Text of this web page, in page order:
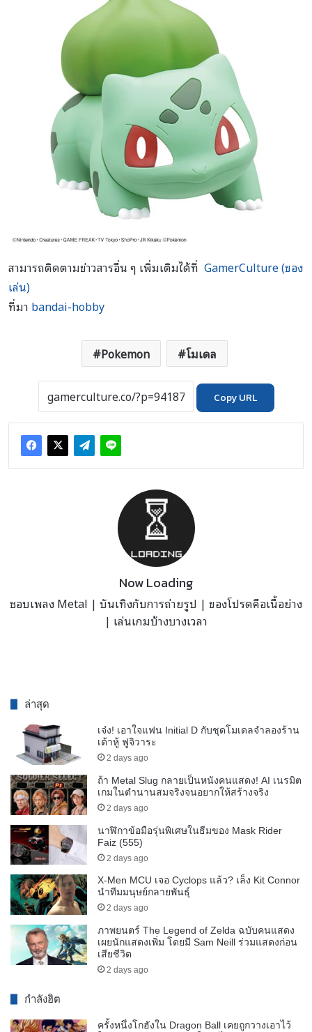
สามารถติดตามข่าวสารอื่น ๆ เพิ่มเติมได้ที่ GamerCulture (ของ
เล่น)
ที่มา bandai-hobby
Pokemon โมเดล
Copy URL
Now Loading
ชอบเพลง Metal | บันเทิงกับการถ่ายรูป | ของโปรดคือเนื้อย่าง
| เล่นเกมบ้างบางเวลา
ล่าสุด
เจ๋ง! เอาใจแฟน Initial D กับชุดโมเดลจำลองร้าน
เต้าหู้ ฟูจิวาระ
2 days ago
ถ้า Metal Slug กลายเป็นหนังคนแสดง! AI เนรมิต
เกมในตำนานสมจริงจนอยากให้สร้างจริง
2 days ago
นาฬิกาข้อมือรุ่นพิเศษในธีมของ Mask Rider
Faiz (555)
2 days ago
X-Men MCU เจอ Cyclops แล้ว? เล็ง Kit Connor
นำทีมมนุษย์กลายพันธุ์
2 days ago
ภาพยนตร์ The Legend of Zelda ฉบับคนแสดง
เผยนักแสดงเพิ่ม โดยมี Sam Neill ร่วมแสดงก่อน
เสียชีวิต
2 days ago
กำลังฮิต
ครั้งหนึ่งโกฮังใน Dragon Ball เคยถูกวางเอาไว้